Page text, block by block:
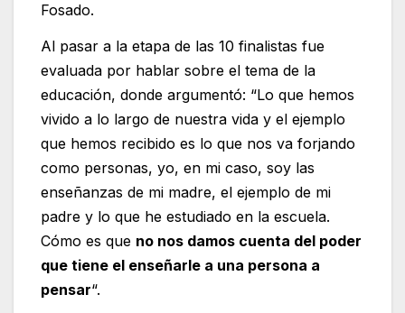
Fosado.
Al pasar a la etapa de las 10 finalistas fue
evaluada por hablar sobre el tema de la
educación, donde argumentó: “Lo que hemos
vivido a lo largo de nuestra vida y el ejemplo
que hemos recibido es lo que nos va forjando
como personas, yo, en mi caso, soy las
enseñanzas de mi madre, el ejemplo de mi
padre y lo que he estudiado en la escuela.
Cómo es que no nos damos cuenta del poder
que tiene el enseñarle a una persona a
pensar“.